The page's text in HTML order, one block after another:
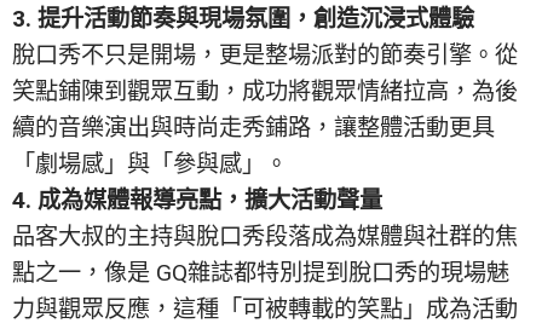
3. 提升活動節奏與現場氛圍，創造沉浸式體驗
脫口秀不只是開場，更是整場派對的節奏引擎。從
笑點鋪陳到觀眾互動，成功將觀眾情緒拉高，為後
續的音樂演出與時尚走秀鋪路，讓整體活動更具
「劇場感」與「參與感」。
4. 成為媒體報導亮點，擴大活動聲量
品客大叔的主持與脫口秀段落成為媒體與社群的焦
點之一，像是 GQ雜誌都特別提到脫口秀的現場魅
力與觀眾反應，這種「可被轉載的笑點」成為活動